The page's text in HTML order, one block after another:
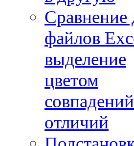
Сравнение
файлов
выделение
цветом
отличий